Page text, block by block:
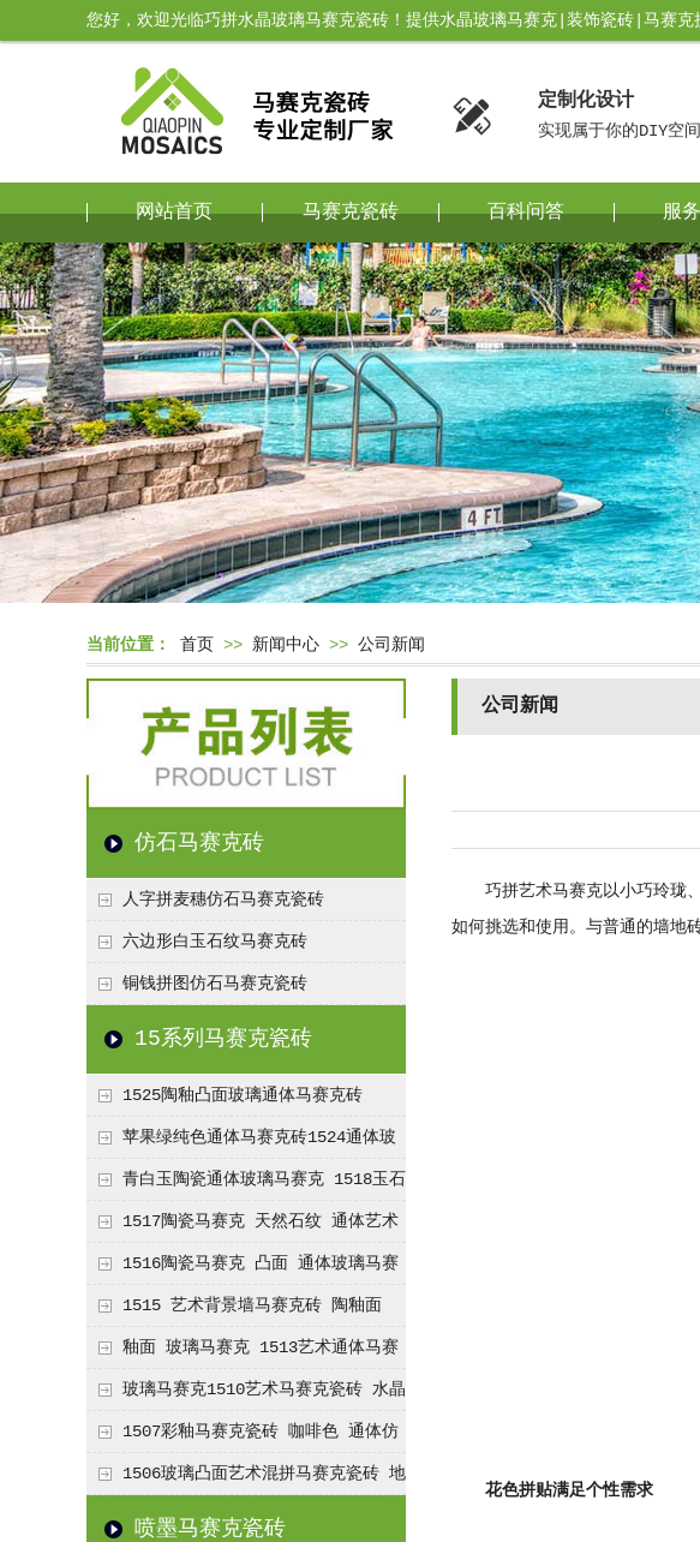
您好，欢迎光临巧拼水晶玻璃马赛克瓷砖！提供水晶玻璃马赛克|装饰瓷砖|马赛
 定制化设计
实现属于你的DIY空
网站首页 马赛克瓷砖 百科问答 服
当前位置： 首页 >> 新闻中心 >> 公司新闻
仿石马赛克砖
人字拼麦穗仿石马赛克瓷砖
六边形白玉石纹马赛克砖
铜钱拼图仿石马赛克瓷砖
15系列马赛克瓷砖
1525陶釉凸面玻璃通体马赛克砖
苹果绿纯色通体马赛克砖1524通体玻
离马赛克砖
青白玉陶瓷通体玻璃马赛克 1518玉石
马赛克1517陶瓷马赛克 天然石纹 通体艺术
玻璃马赛克瓷砖
1516陶瓷马赛克 凸面 通体玻璃马赛
克瓷砖1515 艺术背景墙马赛克砖 陶釉面
凸面玻璃马赛克
釉面 玻璃马赛克 1513艺术通体马赛
克 地中海风 陶瓷马赛克 装饰瓷砖
玻璃马赛克1510艺术马赛克瓷砖 水晶
马赛克1507彩釉马赛克瓷砖 咖啡色 通体仿
石纹马赛克
1506玻璃凸面艺术混拼马赛克瓷砖 地
中海风 淋浴房 马赛克砖
喷墨马赛克瓷砖
公司新闻
巧拼艺术马赛克以小巧玲珑
如何挑选和使用。与普通的墙地
花色拼贴满足个性需求